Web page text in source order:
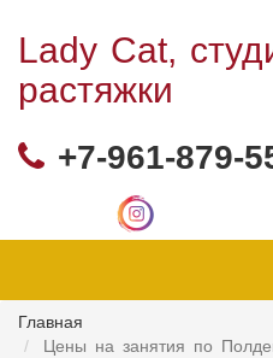
Lady Cat,
растяжки
+7-961-879-
Главная
Цены на занятия по